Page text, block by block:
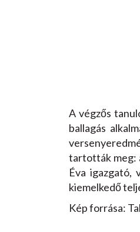
A végzős
ballagás
tartották meg:
Éva igazgató,
kiemelkedő
Kép forrása: